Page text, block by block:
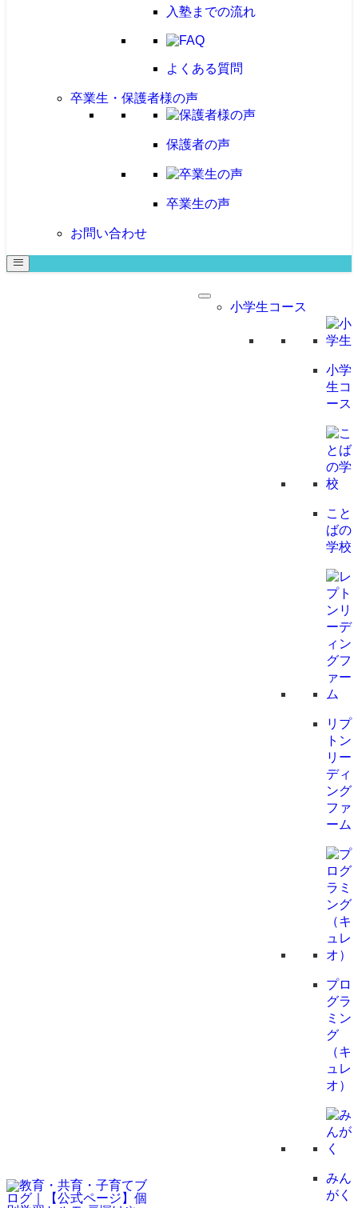
入塾までの流れ
よくある質問
卒業生・保護者様の声
保護者の声
卒業生の声
お問い合わせ
小学生コース
小学
生コ
ース
こと
ばの
学校
リプ
トン
リー
ディ
ング
ファ
ーム
プロ
グラ
ミン
グ
（キ
ュレ
オ）
みん
がく